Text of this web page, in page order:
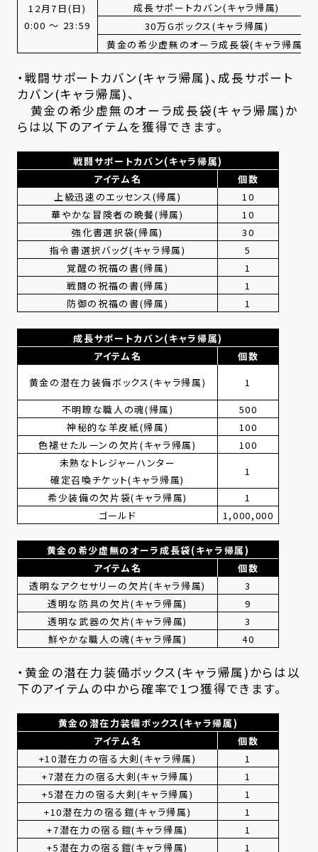
12月7日(日)
0:00 ～ 23:59
成長サポートカバン(キャラ帰属)
30万Gボックス(キャラ帰属)
黄金の希少虚無のオーラ成長袋(キャラ帰属)
・戦闘サポートカバン(キャラ帰属)、成長サポート
カバン(キャラ帰属)、
黄金の希少虚無のオーラ成長袋(キャラ帰属)か
らは以下のアイテムを獲得できます。
戦闘サポートカバン(キャラ帰属)
アイテム名
個数
上級迅速のエッセンス(帰属)
10
華やかな冒険者の晩餐(帰属)
10
強化書選択袋(帰属)
30
指令書選択バッグ(キャラ帰属)
5
覚醒の祝福の書(帰属)
1
戦闘の祝福の書(帰属)
1
防御の祝福の書(帰属)
1
成長サポートカバン(キャラ帰属)
アイテム名
個数
黄金の潜在力装備ボックス(キャラ帰属)
1
不明瞭な職人の魂(帰属)
500
神秘的な羊皮紙(帰属)
100
色褪せたルーンの欠片(キャラ帰属)
100
未熟なトレジャーハンター
確定召喚チケット(キャラ帰属)
1
希少装備の欠片袋(キャラ帰属)
1
ゴールド
1,000,000
黄金の希少虚無のオーラ成長袋(キャラ帰属)
アイテム名
個数
透明なアクセサリーの欠片(キャラ帰属)
3
透明な防具の欠片(キャラ帰属)
9
透明な武器の欠片(キャラ帰属)
3
鮮やかな職人の魂(キャラ帰属)
40
・黄金の潜在力装備ボックス(キャラ帰属)からは以
下のアイテムの中から確率で1つ獲得できます。
黄金の潜在力装備ボックス(キャラ帰属)
アイテム名
個数
+10潜在力の宿る大剣(キャラ帰属)
1
+7潜在力の宿る大剣(キャラ帰属)
1
+5潜在力の宿る大剣(キャラ帰属)
1
+10潜在力の宿る鎧(キャラ帰属)
1
+7潜在力の宿る鎧(キャラ帰属)
1
+5潜在力の宿る鎧(キャラ帰属)
1